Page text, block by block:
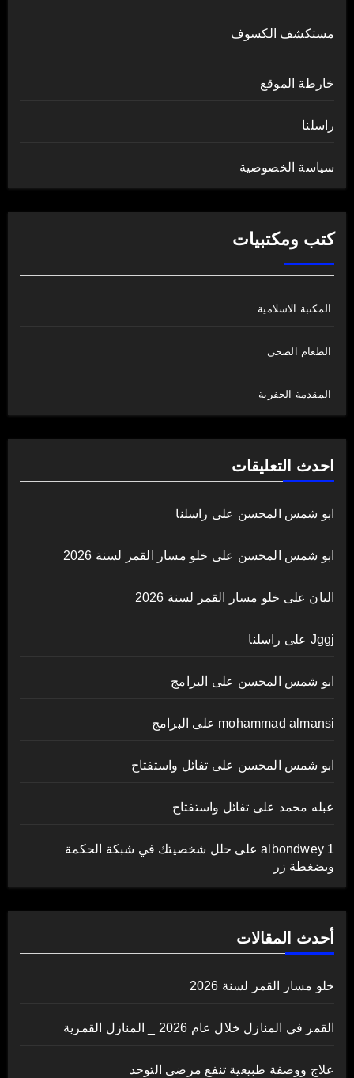
مستكشف الكسوف
خارطة الموقع
راسلنا
سياسة الخصوصية
كتب ومكتبيات
المكتبة الاسلامية
الطعام الصحي
المقدمة الجفرية
احدث التعليقات
ابو شمس المحسن على راسلنا
ابو شمس المحسن على خلو مسار القمر لسنة 2026
اليان على خلو مسار القمر لسنة 2026
Jggj على راسلنا
ابو شمس المحسن على البرامج
mohammad almansi على البرامج
ابو شمس المحسن على تفائل واستفتاح
عبله محمد على تفائل واستفتاح
albondwey 1على حلل شخصيتك في شبكة الحكمة
وبضغطة زر
أحدث المقالات
خلو مسار القمر لسنة 2026
القمر في المنازل خلال عام 2026 _ المنازل القمرية
علاج ووصفة طبيعية تنفع مرضى التوحد